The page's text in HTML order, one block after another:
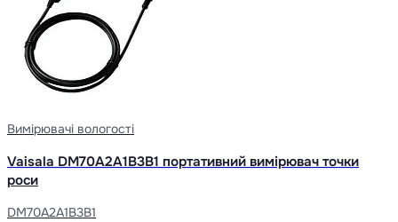
Вимірювачі вологості
Vaisala DM70A2A1B3B1 портативний вимірювач точки
роси
DM70A2A1B3B1